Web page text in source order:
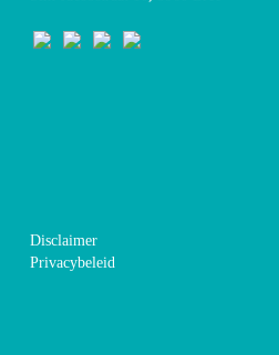
Disclaimer
Privacybeleid